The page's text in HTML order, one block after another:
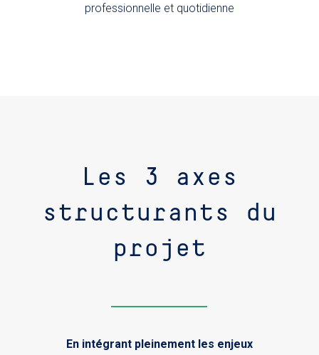
professionnelle et quotidienne
Les 3 axes
structurants du
projet
En intégrant pleinement les enjeux